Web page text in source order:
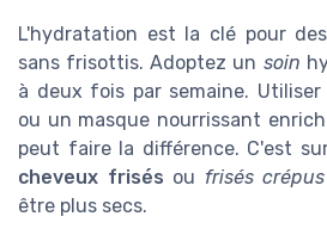
L'hydratation est la clé pour des
sans frisottis. Adoptez un soin
à deux fois par semaine.
ou un masque nourrissant
peut faire la différence. C'est
cheveux frisés ou frisés crépus
être plus secs.